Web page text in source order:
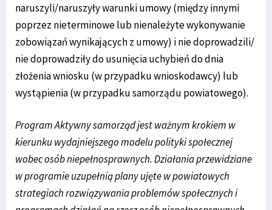
naruszyli/naruszyły warunki umowy (między innymi
poprzez nieterminowe lub nienależyte wykonywanie
zobowiązań wynikających z umowy) i nie doprowadzili/
nie doprowadziły do usunięcia uchybień do dnia
złożenia wniosku (w przypadku wnioskodawcy) lub
wystąpienia (w przypadku samorządu powiatowego).
Program Aktywny samorząd jest ważnym krokiem w
kierunku wydajniejszego modelu polityki społecznej
wobec osób niepełnosprawnych. Działania przewidziane
w programie uzupełnią plany ujęte w powiatowych
strategiach rozwiązywania problemów społecznych i